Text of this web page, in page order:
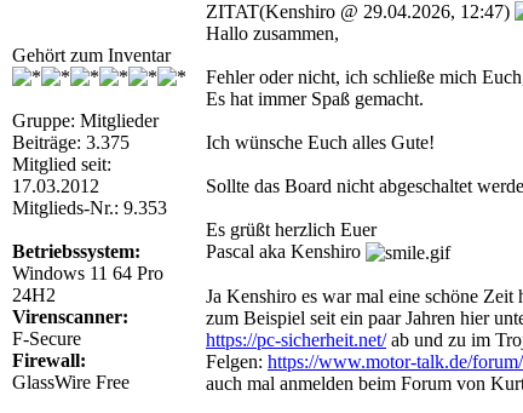
Gehört zum Inventar
Gruppe: Mitglieder
Beiträge: 3.375
Mitglied seit:
17.03.2012
Mitglieds-Nr.: 9.353
Betriebssystem:
Windows 11 64 Pro
24H2
Virenscanner:
F-Secure
Firewall:
GlassWire Free
ZITAT(Kenshiro @ 29.04.2026, 12:47)
Hallo zusammen,
Fehler oder nicht, ich schließe mich
Es hat immer Spaß gemacht.
Ich wünsche Euch alles Gute!
Sollte das Board nicht abgeschaltet
Es grüßt herzlich Euer
Pascal aka Kenshiro
Ja Kenshiro es war mal eine schöne
zum Beispiel seit ein paar Jahren hier
https://pc-sicherheit.net/ab und zu im
Felgen: https://www.motor-talk.de/
auch mal anmelden beim Forum von